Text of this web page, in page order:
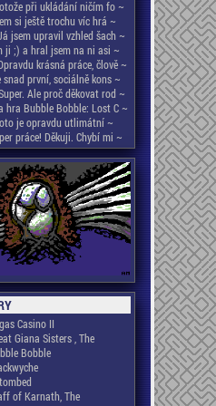
při ukládání ničím fo ~
si ještě trochu víc hrá ~
jsem upravil vzhled šach ~
ji ;) a hral jsem na ni asi ~
krásná práce, člově ~
snad první, sociálně kons ~
Ale proč děkovat rod ~
hra Bubble Bobble: Lost C ~
je opravdu utlimátní ~
práce! Děkuji. Chybí mi ~
Casino II
Giana Sisters , The
Bobble
of Karnath, The